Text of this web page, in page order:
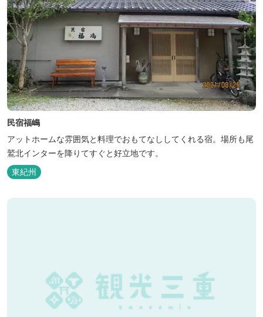
民宿福嶋
アットホームな雰囲気と料理でおもてなししてくれる宿。場所も尾
鷲北インターを降りてすぐと好立地です。
東紀州